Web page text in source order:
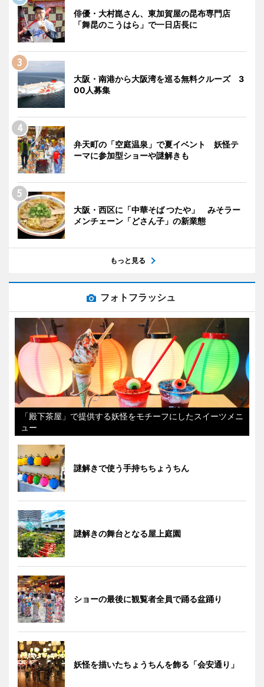
俳優・大村崑さん、東加賀屋の昆布専門店
「舞昆のこうはら」で一日店長に
大阪・南港から大阪湾を巡る無料クルーズ 3
00人募集
弁天町の「空庭温泉」で夏イベント 妖怪テ
ーマに参加型ショーや謎解きも
大阪・西区に「中華そば つたや」 みそラー
メンチェーン「どさん子」の新業態
もっと見る
フォトフラッシュ
「殿下茶屋」で提供する妖怪をモチーフにしたスイーツメニ
ュー
謎解きで使う手持ちちょうちん
謎解きの舞台となる屋上庭園
ショーの最後に観覧者全員で踊る盆踊り
妖怪を描いたちょうちんを飾る「会安通り」